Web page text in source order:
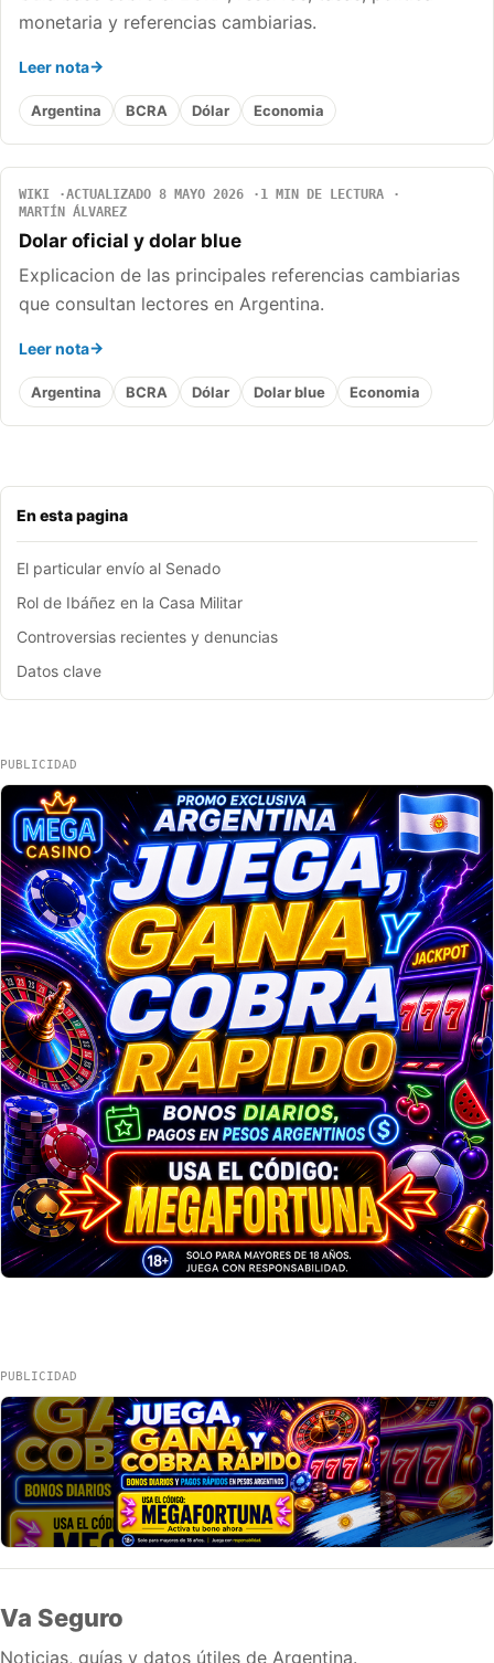
En esta pagina
El particular envío al Senado
Rol de Ibáñez en la Casa Militar
Controversias recientes y denuncias
Datos clave
monetaria y referencias cambiarias.
Leer nota
Argentina BCRA Dólar Economia
WIKI ACTUALIZADO 8 MAYO 2026
1 MIN DE LECTURA
MARTÍN ÁLVAREZ
Dolar oficial y dolar blue
Explicacion de las principales referencias cambiarias
que consultan lectores en Argentina.
Leer nota
Argentina BCRA Dólar Dolar blue Economia
PUBLICIDAD
PUBLICIDAD
Va Seguro
Noticias, guías y datos útiles de Argentina.